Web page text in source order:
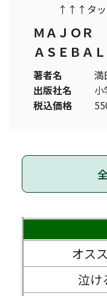
↑↑↑タッ
ＭＡＪＯＲ
ＡＳＥＢＡ
著者名
満
出版社名
小
税込価格
オス
泣け